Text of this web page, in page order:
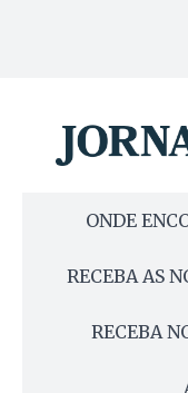
ONDE
RECEBA AS
RECEBA